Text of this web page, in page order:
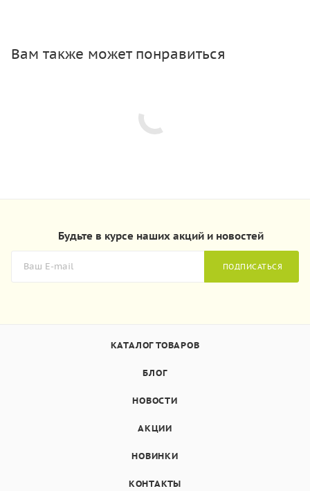
Вам также может понравиться
Будьте в курсе наших акций и новостей
ПОДПИСАТЬСЯ
КАТАЛОГ ТОВАРОВ
БЛОГ
НОВОСТИ
АКЦИИ
НОВИНКИ
КОНТАКТЫ